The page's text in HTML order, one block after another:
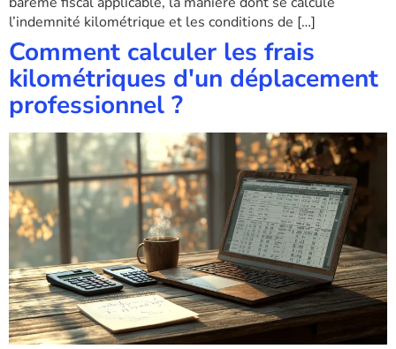
l’indemnité kilométrique et les conditions de […]
Comment calculer les frais
kilométriques d'un déplacement
professionnel ?